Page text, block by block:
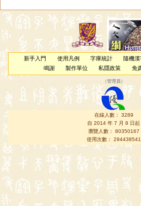
新手入門 使用凡例 字庫統計 隨機漢
鳴謝
製作單位 私隱政策 免
（管理員 ）
在線人數： 3289
自 2014 年 7 月 8 日起
瀏覽人數： 80350167
使用次數： 294438541